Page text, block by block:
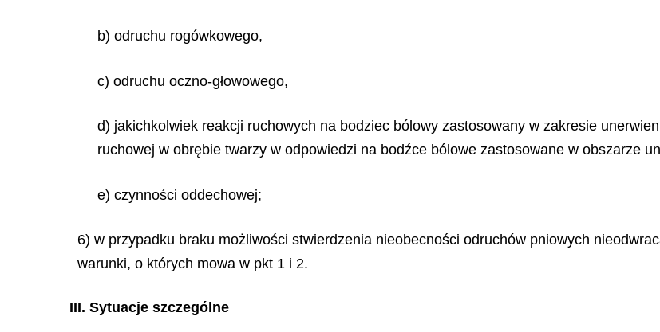
b) odruchu rogówkowego,
c) odruchu oczno-głowowego,
d) jakichkolwiek reakcji ruchowych na bodziec bólowy zastosowany w zakresie
ruchowej w obrębie twarzy w odpowiedzi na bodźce bólowe zastosowane w obszarze
e) czynności oddechowej;
6) w przypadku braku możliwości stwierdzenia nieobecności odruchów pniowych
warunki, o których mowa w pkt 1 i 2.
III. Sytuacje szczególne